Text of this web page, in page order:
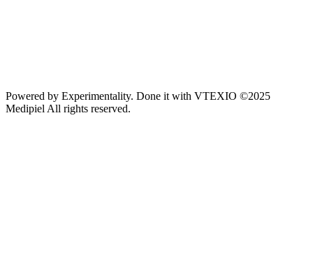
Powered by Experimentality. Done it with VTEXIO ©2025
Medipiel All rights reserved.